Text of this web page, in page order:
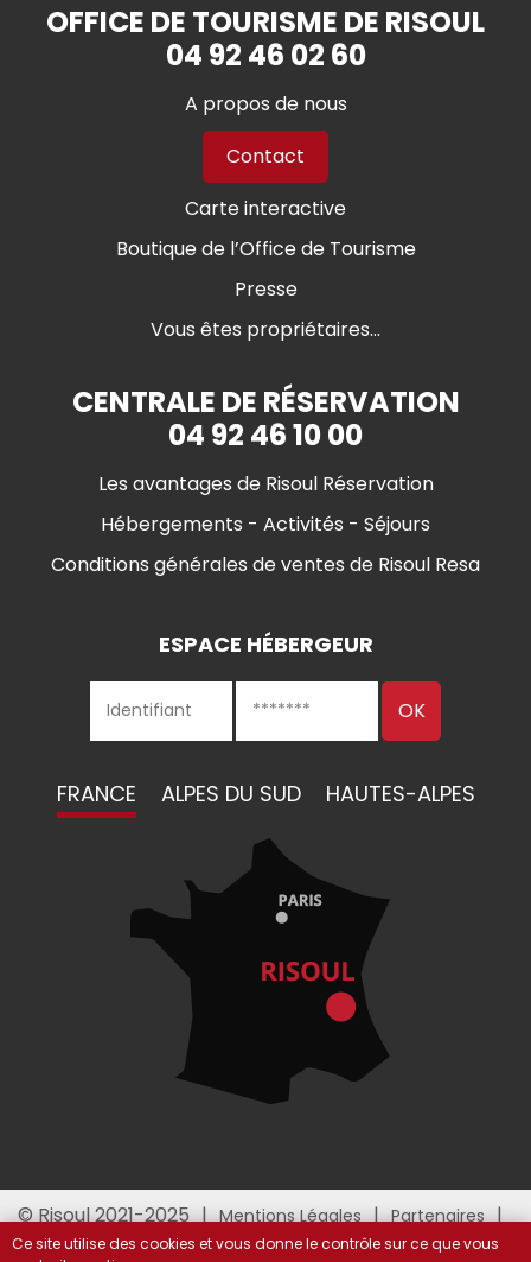
OFFICE DE TOURISME DE RISOUL
04 92 46 02 60
A propos de nous
Contact
Carte interactive
Boutique de l’Office de Tourisme
Presse
Vous êtes propriétaires...
CENTRALE DE RÉSERVATION
04 92 46 10 00
Les avantages de Risoul Réservation
Hébergements - Activités - Séjours
Conditions générales de ventes de Risoul Resa
ESPACE HÉBERGEUR
FRANCE ALPES DU SUD HAUTES-ALPES
© Risoul 2021-2025 Mentions Légales
Partenaires
Gestion des cookies
Ce site utilise des cookies et vous donne le contrôle sur ce que vous